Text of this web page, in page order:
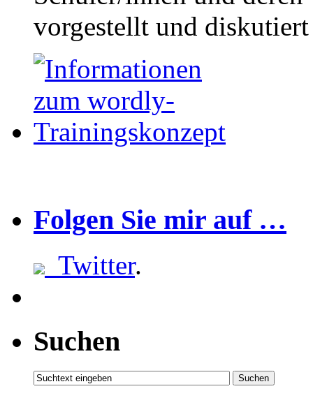
vorgestellt und
Folgen Sie mir auf …
Twitter.
Suchen